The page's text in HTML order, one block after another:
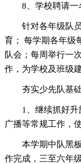
8、学校聘请一
针对各年级队
育； 每学期各年级
队会；每周举行一
作，为学校及班级
夯实少先队基
1、继续抓好
广播等常规工作，
本学期中队黑
作完成，三至六年